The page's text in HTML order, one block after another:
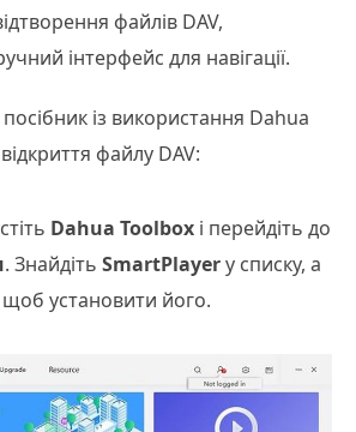
файлів DAV,
інтерфейс для навігації.
із використання Dahua
файлу DAV:
Dahua Toolbox і перейдіть до
. Знайдіть SmartPlayerу списку, а
щоб установити його.